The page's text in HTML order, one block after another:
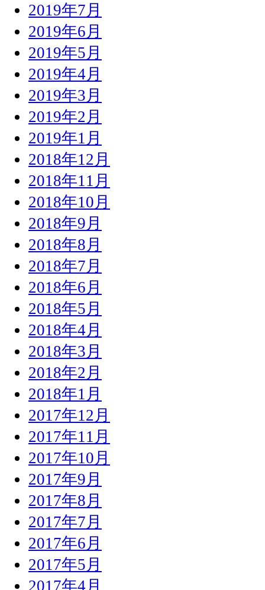
2019年7月
2019年6月
2019年5月
2019年4月
2019年3月
2019年2月
2019年1月
2018年12月
2018年11月
2018年10月
2018年9月
2018年8月
2018年7月
2018年6月
2018年5月
2018年4月
2018年3月
2018年2月
2018年1月
2017年12月
2017年11月
2017年10月
2017年9月
2017年8月
2017年7月
2017年6月
2017年5月
2017年4月